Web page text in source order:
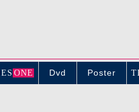
S ONE Dvd Poster